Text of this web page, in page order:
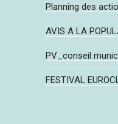
Planning des
AVIS A LA
PV_conseil
FESTIVAL